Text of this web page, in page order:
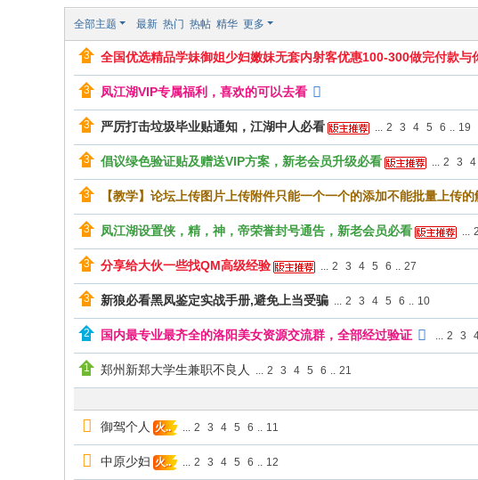
全部主题 最新 热门 热帖 精华 更多
全国优选精品学妹御姐少妇嫩妹无套内射客优惠100-300做完付款与
凤江湖VIP专属福利，喜欢的可以去看
严厉打击垃圾毕业贴通知，江湖中人必看 ... 2 3 4 5 6 .. 19
倡议绿色验证贴及赠送VIP方案，新老会员升级必看 ... 2 3 4
【教学】论坛上传图片上传附件只能一个一个的添加不能批量上传
凤江湖设置侠，精，神，帝荣誉封号通告，新老会员必看 ... 2
分享给大伙一些找QM高级经验 ... 2 3 4 5 6 .. 27
新狼必看黑凤鉴定实战手册,避免上当受骗 ... 2 3 4 5 6 .. 10
国内最专业最齐全的洛阳美女资源交流群，全部经过验证 ... 2 3
郑州新郑大学生兼职不良人 ... 2 3 4 5 6 .. 21
御驾个人 火.. ... 2 3 4 5 6 .. 11
中原少妇 火.. ... 2 3 4 5 6 .. 12